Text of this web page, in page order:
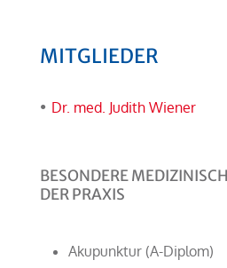
MITGLIEDER
Dr. med. Judith Wiener
BESONDERE
DER PRAXIS
Akupunktur (A-Diplom)